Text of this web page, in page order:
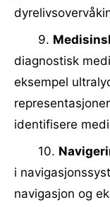
9.
diagnostisk
eksempel
identifisere
10.
i
navigasjon og